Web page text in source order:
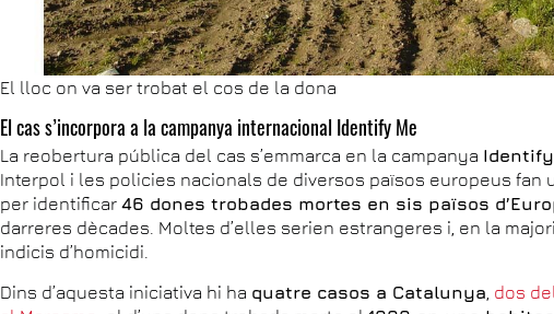
El lloc on va ser trobat el cos de la dona
El cas s’incorpora a la campanya internacional Identify Me
La reobertura pública del cas s’emmarca en la campanya Identify
Interpol i les policies nacionals de diversos països europeus fan
per identificar46 dones trobades mortes en sis països
darreres dècades. Moltes d’elles serien estrangeres i, en la
indicis d’homicidi.
Dins d’aquesta iniciativa hi ha quatre casos a Catalunya dos